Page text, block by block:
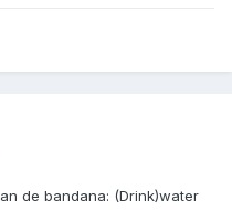
de bandana: (Drink)water